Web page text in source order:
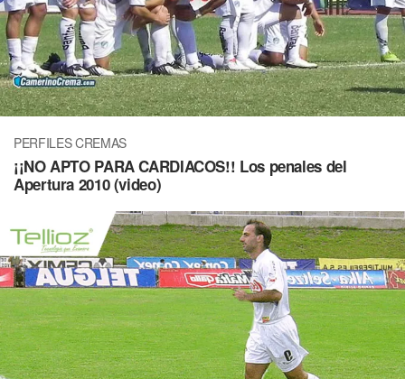
PERFILES CREMAS
¡¡NO APTO PARA CARDIACOS!! Los penales del
Apertura 2010 (video)